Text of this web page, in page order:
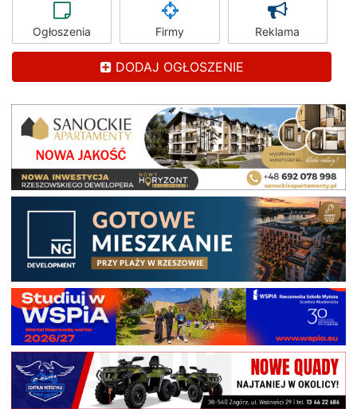
Ogłoszenia Firmy Reklama
DODAJ OGŁOSZENIE